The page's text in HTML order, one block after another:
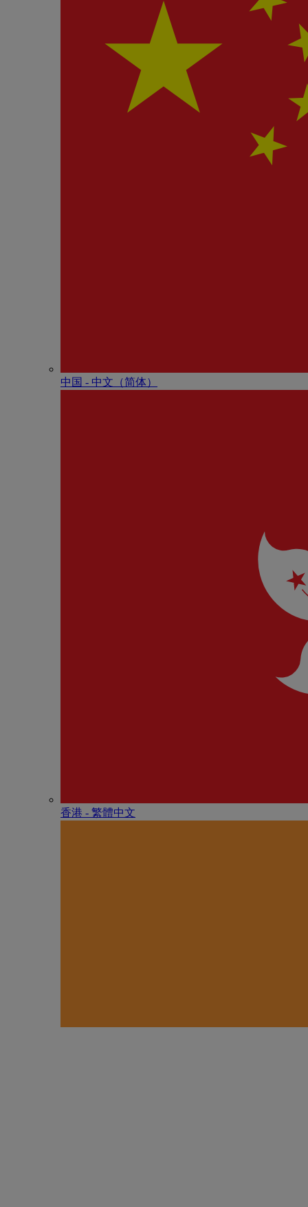
中国 - 中⽂（简体）
香港 - 繁體中文